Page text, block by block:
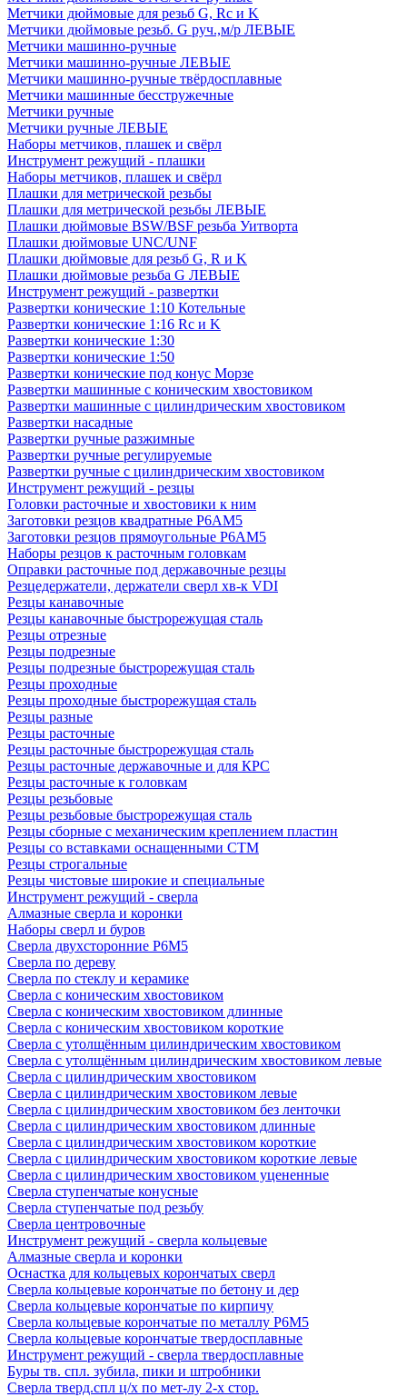
Метчики дюймовые для резьб G, Rc и K
Метчики дюймовые резьб. G руч.,м/р ЛЕВЫЕ
Метчики машинно-ручные
Метчики машинно-ручные ЛЕВЫЕ
Метчики машинно-ручные твёрдосплавные
Метчики машинные бесстружечные
Метчики ручные
Метчики ручные ЛЕВЫЕ
Наборы метчиков, плашек и свёрл
Инструмент режущий - плашки
Наборы метчиков, плашек и свёрл
Плашки для метрической резьбы
Плашки для метрической резьбы ЛЕВЫЕ
Плашки дюймовые BSW/BSF резьба Уитворта
Плашки дюймовые UNC/UNF
Плашки дюймовые для резьб G, R и K
Плашки дюймовые резьба G ЛЕВЫЕ
Инструмент режущий - развертки
Развертки конические 1:10 Котельные
Развертки конические 1:16 Rc и K
Развертки конические 1:30
Развертки конические 1:50
Развертки конические под конус Морзе
Развертки машинные с коническим хвостовиком
Развертки машинные с цилиндрическим хвостовиком
Развертки насадные
Развертки ручные разжимные
Развертки ручные регулируемые
Развертки ручные с цилиндрическим хвостовиком
Инструмент режущий - резцы
Головки расточные и хвостовики к ним
Заготовки резцов квадратные Р6АМ5
Заготовки резцов прямоугольные Р6АМ5
Наборы резцов к расточным головкам
Оправки расточные под державочные резцы
Резцедержатели, держатели сверл хв-к VDI
Резцы канавочные
Резцы канавочные быстрорежущая сталь
Резцы отрезные
Резцы подрезные
Резцы подрезные быстрорежущая сталь
Резцы проходные
Резцы проходные быстрорежущая сталь
Резцы разные
Резцы расточные
Резцы расточные быстрорежущая сталь
Резцы расточные державочные и для КРС
Резцы расточные к головкам
Резцы резьбовые
Резцы резьбовые быстрорежущая сталь
Резцы сборные с механическим креплением пластин
Резцы со вставками оснащенными СТМ
Резцы строгальные
Резцы чистовые широкие и специальные
Инструмент режущий - сверла
Алмазные сверла и коронки
Наборы сверл и буров
Сверла двухсторонние Р6М5
Сверла по дереву
Сверла по стеклу и керамике
Сверла с коническим хвостовиком
Сверла с коническим хвостовиком длинные
Сверла с коническим хвостовиком короткие
Сверла с утолщённым цилиндрическим хвостовиком
Сверла с утолщённым цилиндрическим хвостовиком левые
Сверла с цилиндрическим хвостовиком
Сверла с цилиндрическим хвостовиком левые
Сверла с цилиндрическим хвостовиком без ленточки
Сверла с цилиндрическим хвостовиком длинные
Сверла с цилиндрическим хвостовиком короткие
Сверла с цилиндрическим хвостовиком короткие левые
Сверла с цилиндрическим хвостовиком уцененные
Сверла ступенчатые конусные
Сверла ступенчатые под резьбу
Сверла центровочные
Инструмент режущий - сверла кольцевые
Алмазные сверла и коронки
Оснастка для кольцевых корончатых сверл
Сверла кольцевые корончатые по бетону и дер
Сверла кольцевые корончатые по кирпичу
Сверла кольцевые корончатые по металлу Р6М5
Сверла кольцевые корончатые твердосплавные
Инструмент режущий - сверла твердосплавные
Буры тв. спл. зубила, пики и штробники
Сверла тверд.спл ц/х по мет-лу 2-х стор.